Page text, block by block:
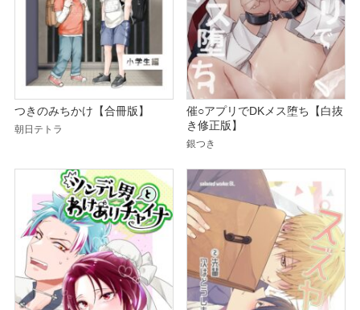
つきのみちかけ【合冊版】
朝日テトラ
催○アプリでDKメス堕ち【白抜
き修正版】
銀つき